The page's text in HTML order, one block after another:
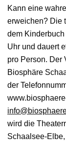
Kann eine
erweichen? Die
dem
Uhr und dauert
pro Person. Der
Biosphäre
der
wird die
Schaalsee-